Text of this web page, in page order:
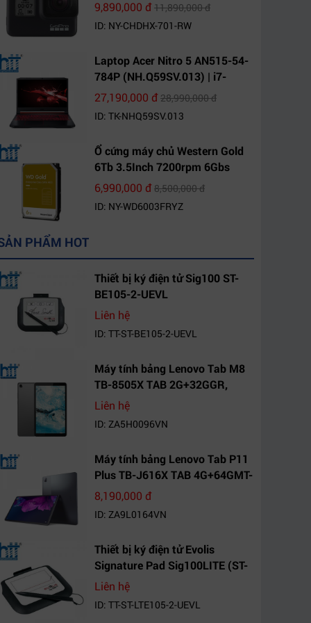
9,890,000 đ11,890,000 đ
ID: NY-CHDHX-701-RW
Laptop Acer Nitro 5 AN515-54-
784P (NH.Q59SV.013) | i7-
9750H | 8GB DDR4 | 1TB HDD |
FHD IPS | Win10
27,190,000 đ28,990,000 đ
ID: TK-NHQ59SV.013
Ổ cứng máy chủ Western Gold
6Tb 3.5Inch 7200rpm 6Gbs
256Mb SATA (WD6003FRYZ)
6,990,000 đ8,500,000 đ
ID: NY-WD6003FRYZ
PHẨM HOT
Thiết bị ký điện tử Sig100 ST-
BE105-2-UEVL
Liên hệ
ID: TT-ST-BE105-2-UEVL
Máy tính bảng Lenovo Tab M8
TB-8505X TAB 2G+32GGR,
VN_ZA5H0096VN
Liên hệ
ID: ZA5H0096VN
Máy tính bảng Lenovo Tab P11
Plus TB-J616X TAB 4G+64GMT-
VN Xanh Mòng
8,190,000 đ
ID: ZA9L0164VN
Thiết bị ký điện tử Evolis
Signature Pad Sig100LITE (ST-
LTE105-2-UEVL)
Liên hệ
ID: TT-ST-LTE105-2-UEVL